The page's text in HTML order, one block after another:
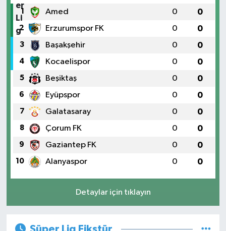
1 Amed 0 0
2 Erzurumspor FK 0 0
3 Başakşehir 0 0
4 Kocaelispor 0 0
5 Beşiktaş 0 0
6 Eyüpspor 0 0
7 Galatasaray 0 0
8 Çorum FK 0 0
9 Gaziantep FK 0 0
10 Alanyaspor 0 0
Detaylar için tıklayın